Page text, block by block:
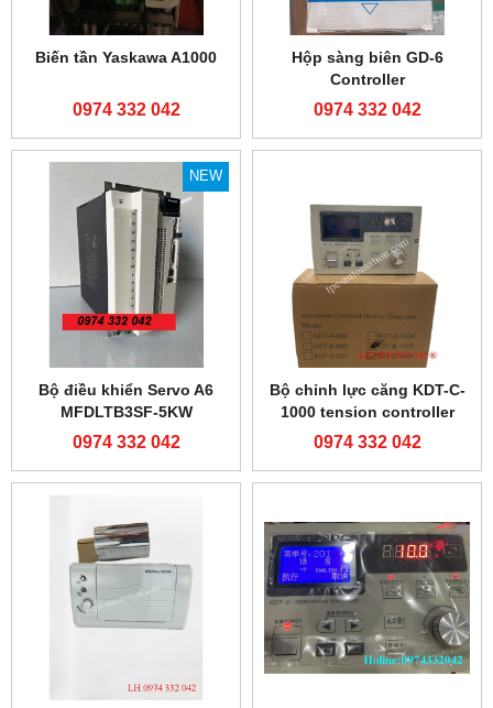
Biến tần Yaskawa A1000
0974 332 042
Hộp sàng biên GD-6
Controller
0974 332 042
NEW
Bộ điều khiển Servo A6
MFDLTB3SF-5KW
0974 332 042
Bộ chỉnh lực căng KDT-C-
1000 tension controller
0974 332 042